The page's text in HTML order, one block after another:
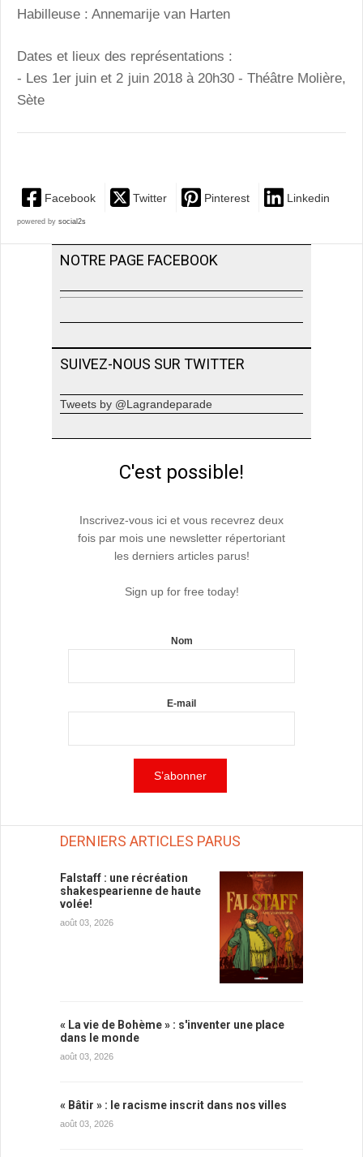
Habilleuse : Annemarije van Harten
Dates et lieux des représentations :
- Les 1er juin et 2 juin 2018 à 20h30 - Théâtre Molière,
Sète
Facebook Twitter Pinterest Linkedin
powered by social2s
NOTRE PAGE FACEBOOK
SUIVEZ-NOUS SUR TWITTER
Tweets by @Lagrandeparade
C'est possible!
Inscrivez-vous ici et vous recevrez deux
fois par mois une newsletter répertoriant
les derniers articles parus!
Sign up for free today!
Nom
E-mail
DERNIERS ARTICLES PARUS
Falstaff : une récréation
shakespearienne de haute
volée!
août 03, 2026
« La vie de Bohème » : s'inventer une place
dans le monde
août 03, 2026
« Bâtir » : le racisme inscrit dans nos villes
août 03, 2026